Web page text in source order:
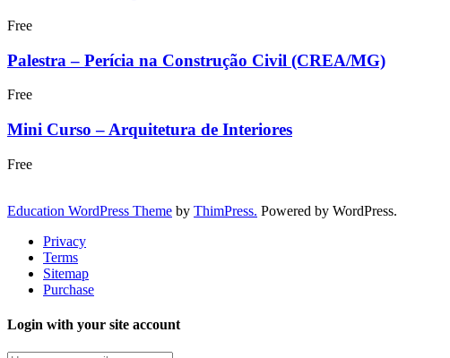
Free
Palestra – Perícia na Construção Civil (CREA/MG)
Free
Mini Curso – Arquitetura de Interiores
Free
Education WordPress Theme by ThimPress. Powered by WordPress.
Privacy
Terms
Sitemap
Purchase
Login with your site account